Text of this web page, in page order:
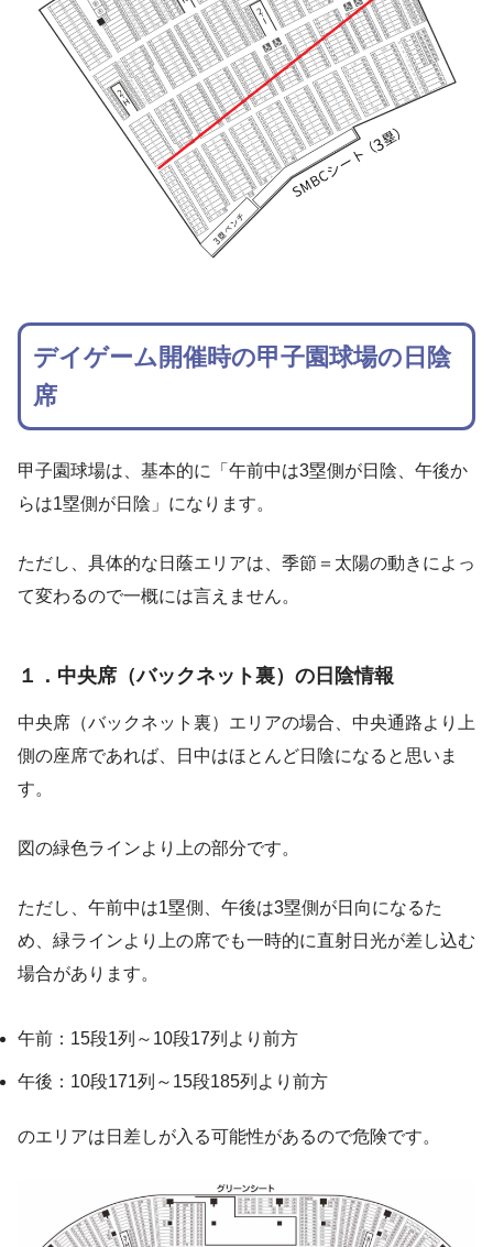
デイゲーム開催時の甲子園球場の日陰
席
甲子園球場は、基本的に「午前中は3塁側が日陰、午後か
らは1塁側が日陰」になります。
ただし、具体的な日蔭エリアは、季節＝太陽の動きによっ
て変わるので一概には言えません。
１．中央席（バックネット裏）の日陰情報
中央席（バックネット裏）エリアの場合、中央通路より上
側の座席であれば、日中はほとんど日陰になると思いま
す。
図の緑色ラインより上の部分です。
ただし、午前中は1塁側、午後は3塁側が日向になるた
め、緑ラインより上の席でも一時的に直射日光が差し込む
場合があります。
午前：15段1列～10段17列より前方
午後：10段171列～15段185列より前方
のエリアは日差しが入る可能性があるので危険です。